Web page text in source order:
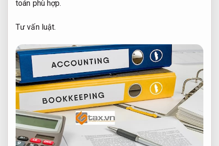
toán phù hợp.
Tư vấn luật.